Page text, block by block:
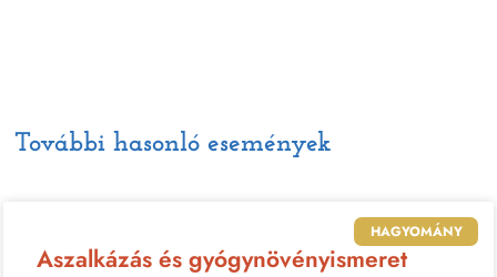
További hasonló események
HAGYOMÁNY
Aszalkázás és gyógynövényismeret